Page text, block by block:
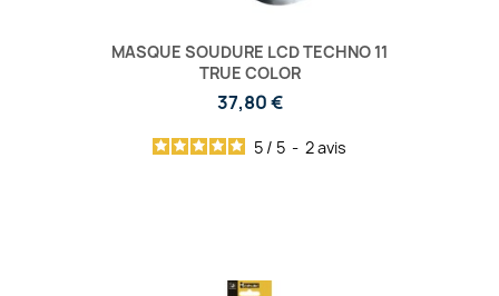
MASQUE SOUDURE LCD TECHNO 11
TRUE COLOR
37,80 €
5 / 5 - 2avis